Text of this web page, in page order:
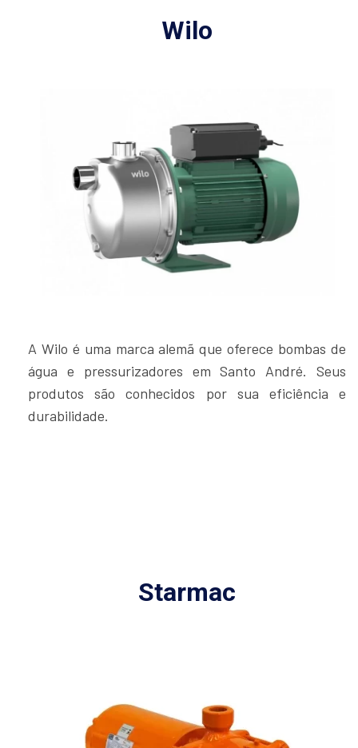
Wilo
A Wilo é uma marca alemã que oferece bombas de
água e pressurizadores em Santo André. Seus
produtos são conhecidos por sua eficiência e
durabilidade.
Starmac